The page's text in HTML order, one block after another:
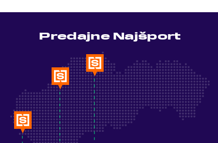
Predajne Najšport